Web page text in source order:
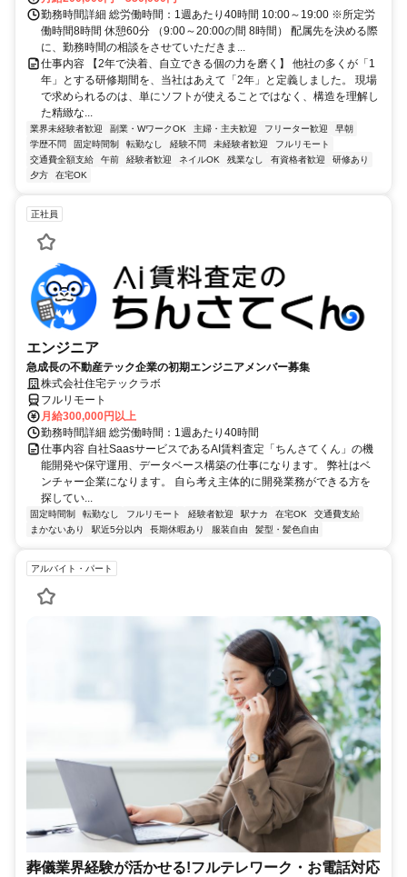
勤務時間詳細 総労働時間：1週あたり40時間 10:00～19:00 ※所定労
働時間8時間 休憩60分 （9:00～20:00の間 8時間） 配属先を決める際
に、勤務時間の相談をさせていただきま...
仕事内容 【2年で決着、自立できる個の力を磨く】 他社の多くが「1
年」とする研修期間を、当社はあえて「2年」と定義しました。 現場
で求められるのは、単にソフトが使えることではなく、構造を理解し
た精緻な...
業界未経験者歓迎 副業・WワークOK 主婦・主夫歓迎 フリーター歓迎
早朝
学歴不問
固定時間制 転勤なし 経験不問 未経験者歓迎
フルリモート
交通費全額支給
午前 経験者歓迎 ネイルOK 残業なし 有資格者歓迎
研修あり
夕方
在宅OK
正社員
エンジニア
急成長の不動産テック企業の初期エンジニアメンバー募集
株式会社住宅テックラボ
フルリモート
月給300,000円以上
勤務時間詳細 総労働時間：1週あたり40時間
仕事内容 自社SaasサービスであるAI賃料査定「ちんさてくん」の機
能開発や保守運用、データベース構築の仕事になります。 弊社はベ
ンチャー企業になります。 自ら考え主体的に開発業務ができる方を
探してい...
固定時間制 転勤なし フルリモート 経験者歓迎 駅ナカ 在宅OK
交通費支給
まかないあり
駅近5分以内 長期休暇あり 服装自由 髪型・髪色自由
アルバイト・パート
葬儀業界経験が活かせる!フルテレワーク・お電話対応